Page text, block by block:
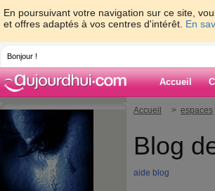
En poursuivant votre navigation sur ce site,
et offres adaptés à vos centres d'intérêt. En
Bonjour !
Accueil
Accueil > espaces
Blog
aide blog